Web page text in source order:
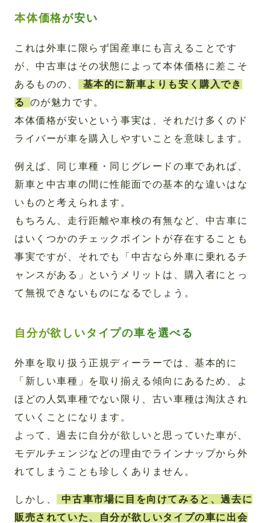
本体価格が安い
これは外車に限らず国産車にも言えることです
が、中古車はその状態によって本体価格に差こそ
あるものの、
基本的に新車よりも安く購入でき
る
のが魅力です。
本体価格が安いという事実は、それだけ多くのド
ライバーが車を購入しやすいことを意味します。
例えば、同じ車種・同じグレードの車であれば、
新車と中古車の間に性能面での基本的な違いはな
いものと考えられます。
もちろん、走行距離や車検の有無など、中古車に
はいくつかのチェックポイントが存在することも
事実ですが、それでも「中古なら外車に乗れるチ
ャンスがある」というメリットは、購入者にとっ
て無視できないものになるでしょう。
自分が欲しいタイプの車を選べる
外車を取り扱う正規ディーラーでは、基本的に
「新しい車種」を取り揃える傾向にあるため、よ
ほどの人気車種でない限り、古い車種は淘汰され
ていくことになります。
よって、過去に自分が欲しいと思っていた車が、
モデルチェンジなどの理由でラインナップから外
れてしまうことも珍しくありません。
しかし、
中古車市場に目を向けてみると、過去に
販売されていた、自分が欲しいタイプの車に出会